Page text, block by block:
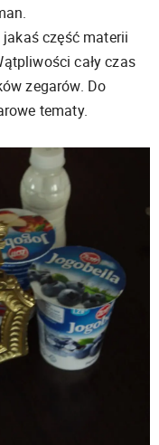
jakaś część materii
cały czas
zegarów. Do
tematy.